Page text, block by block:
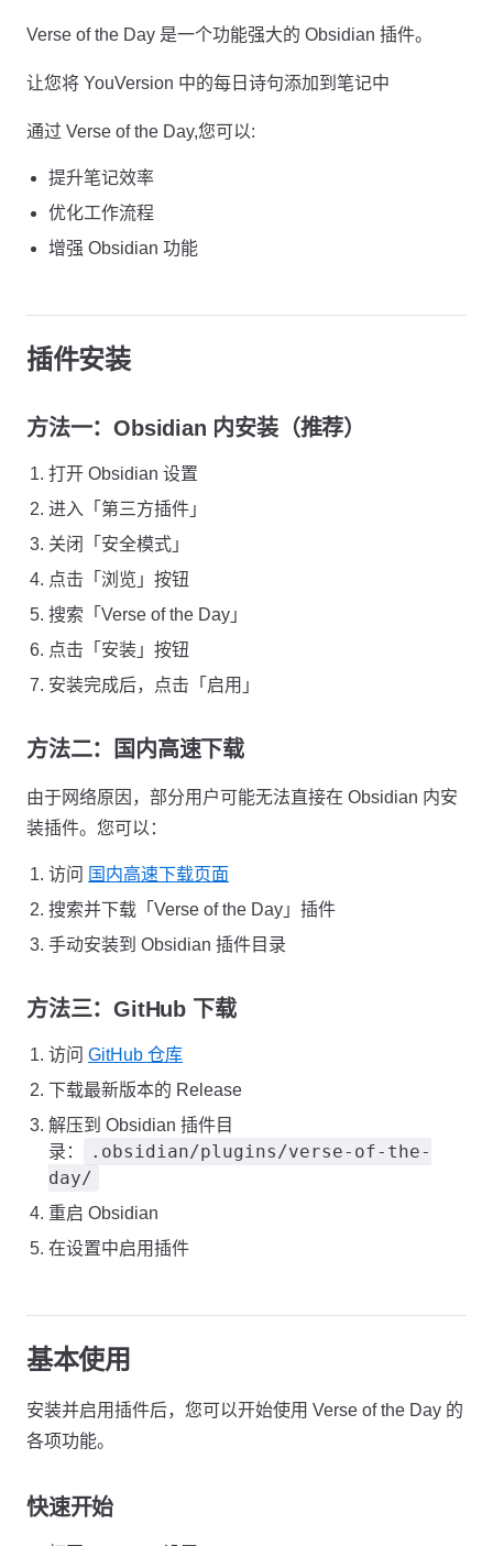
Verse of the Day 是一个功能强大的 Obsidian 插件。
让您将 YouVersion 中的每日诗句添加到笔记中
通过 Verse of the Day,您可以:
提升笔记效率
优化工作流程
增强 Obsidian 功能
插件安装
方法一：Obsidian 内安装（推荐）
打开 Obsidian 设置
进入「第三方插件」
关闭「安全模式」
点击「浏览」按钮
搜索「Verse of the Day」
点击「安装」按钮
安装完成后，点击「启用」
方法二：国内高速下载
由于网络原因，部分用户可能无法直接在 Obsidian 内安
装插件。您可以：
访问 国内高速下载页面
搜索并下载「Verse of the Day」插件
手动安装到 Obsidian 插件目录
方法三：GitHub 下载
访问 GitHub 仓库
下载最新版本的 Release
解压到 Obsidian 插件目
录：
.obsidian/plugins/verse-of-the-
day/
重启 Obsidian
在设置中启用插件
基本使用
安装并启用插件后，您可以开始使用 Verse of the Day 的
各项功能。
快速开始